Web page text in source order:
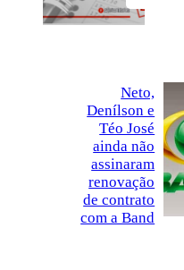
Neto,
Denílson e
Téo José
ainda não
assinaram
renovação
de contrato
com a Band